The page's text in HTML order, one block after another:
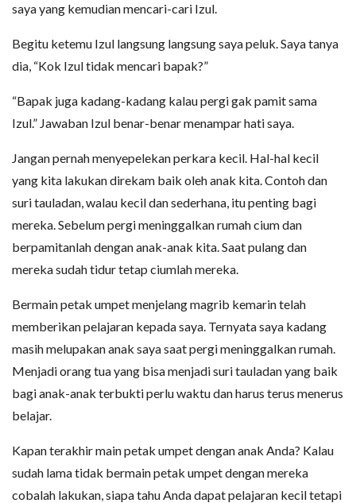
saya yang kemudian mencari-cari Izul.
Begitu ketemu Izul langsung langsung saya peluk. Saya tanya
dia, “Kok Izul tidak mencari bapak?”
“Bapak juga kadang-kadang kalau pergi gak pamit sama
Izul.” Jawaban Izul benar-benar menampar hati saya.
Jangan pernah menyepelekan perkara kecil. Hal-hal kecil
yang kita lakukan direkam baik oleh anak kita. Contoh dan
suri tauladan, walau kecil dan sederhana, itu penting bagi
mereka. Sebelum pergi meninggalkan rumah cium dan
berpamitanlah dengan anak-anak kita. Saat pulang dan
mereka sudah tidur tetap ciumlah mereka.
Bermain petak umpet menjelang magrib kemarin telah
memberikan pelajaran kepada saya. Ternyata saya kadang
masih melupakan anak saya saat pergi meninggalkan rumah.
Menjadi orang tua yang bisa menjadi suri tauladan yang baik
bagi anak-anak terbukti perlu waktu dan harus terus menerus
belajar.
Kapan terakhir main petak umpet dengan anak Anda? Kalau
sudah lama tidak bermain petak umpet dengan mereka
cobalah lakukan, siapa tahu Anda dapat pelajaran kecil tetapi